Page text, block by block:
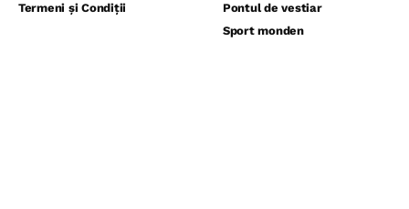
Termeni și Condiții
Pontul de vestiar
Sport monden